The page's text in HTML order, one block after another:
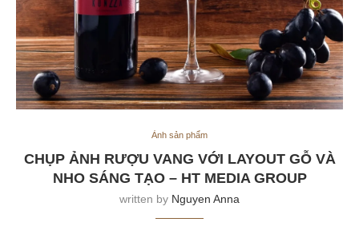
Ảnh sản phẩm
CHỤP ẢNH RƯỢU VANG VỚI LAYOUT GỖ VÀ
NHO SÁNG TẠO – HT MEDIA GROUP
written by Nguyen Anna